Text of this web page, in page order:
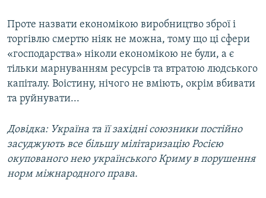
Проте назвати економікою виробництво зброї і
торгівлю смертю ніяк не можна, тому що ці сфери
«господарства» ніколи економікою не були, а є
тільки марнуванням ресурсів та втратою людського
капіталу. Воістину, нічого не вміють, окрім вбивати
та руйнувати...
Довідка: Україна та її західні союзники постійно
засуджують все більшу мілітаризацію Росією
окупованого нею українського Криму в порушення
норм міжнародного права.